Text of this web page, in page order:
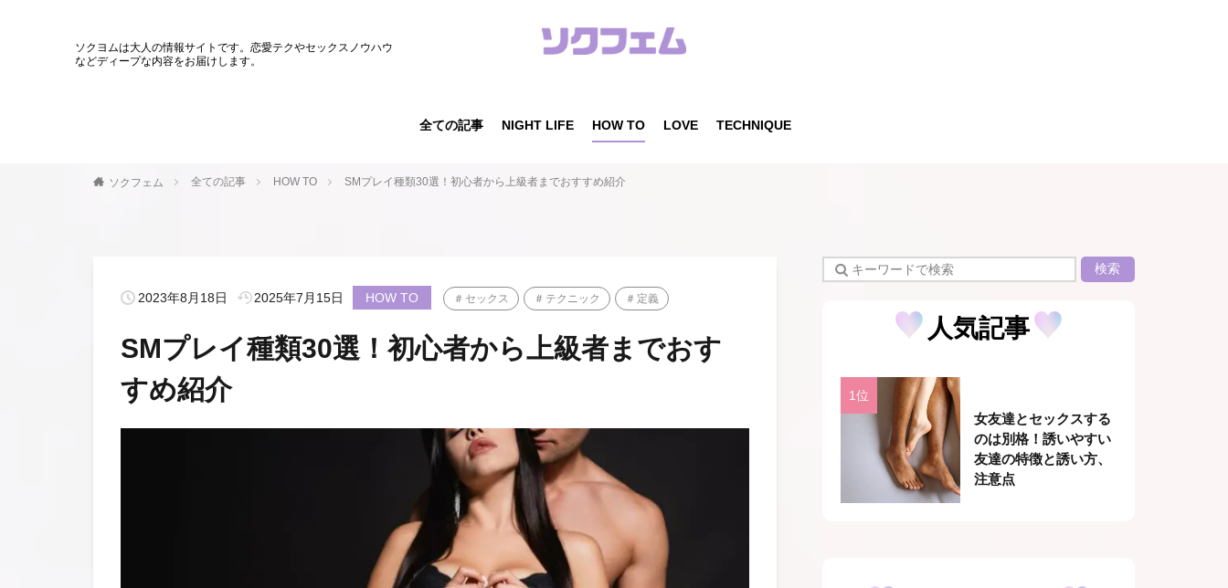
ソクヨムは大人の情報サイトです。恋愛テクやセックスノウハウ
などディープな内容をお届けします。
全ての記事 NIGHT LIFE HOW TO LOVE TECHNIQUE
ソクフェム 全ての記事 HOW TO SMプレイ種類30選！初心者から上級者までおすすめ紹介
2023年8月18日 2025年7月15日 HOW TO セックス テクニック 定義
SMプレイ種類30選！初心者から上級者までおす
すめ紹介
検索
人気記事
女友達とセックスする
のは別格！誘いやすい
友達の特徴と誘い方、
注意点